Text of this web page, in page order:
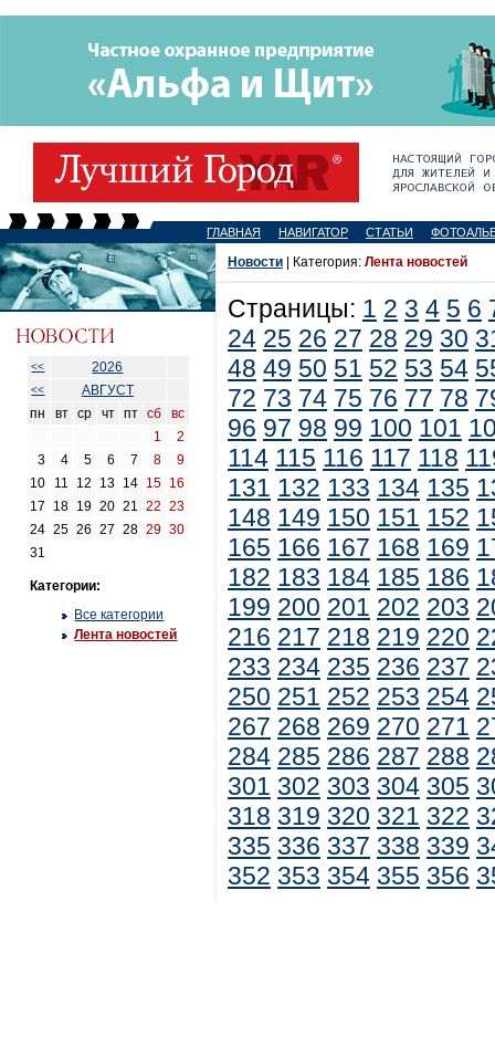
ГЛАВНАЯ НАВИГАТОР СТАТЬИ
<< 2026
<<
АВГУСТ
пн
вт ср чт пт сб
вс
1
2
3
4 5 6 7 8
9
10
11 12 13 14 15 16
17
18 19 20 21 22
23
24 25 26 27 28 29 30
31
Категории:
Все категории
Лента новостей
Новости | Категория: Лента новостей
Страницы: 1 2 3 4 5 6
24 25 26 27 28 29 30
48 49 50 51 52 53 54
72 73 74 75 76 77 78
96 97 98 99 100 101
114 115 116 117 118
131 132 133 134 135
148 149 150 151 152
165 166 167 168 169
182 183 184 185 186
199 200 201 202 203
216 217 218 219 220
233 234 235 236 237
250 251 252 253 254
267 268 269 270 271
284 285 286 287 288
301 302 303 304 305
318 319 320 321 322
335 336 337 338 339
352 353 354 355 356